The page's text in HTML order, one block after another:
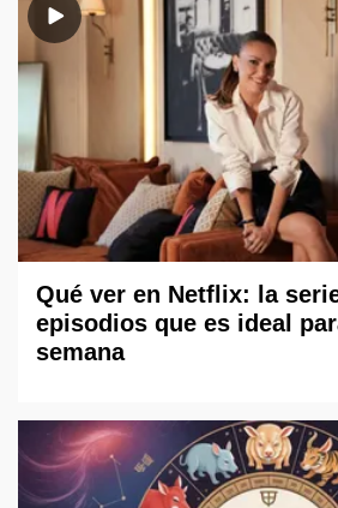
Qué ver en Netflix: la
episodios que es ideal
semana